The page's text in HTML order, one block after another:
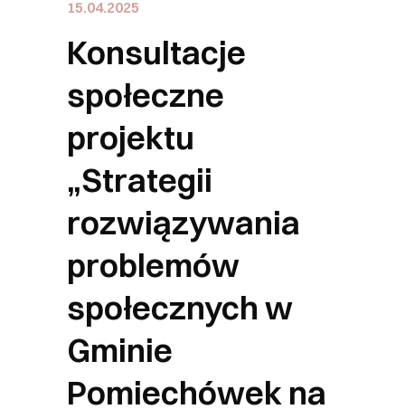
15.04.2025
Konsultacje
społeczne
projektu
„Strategii
rozwiązywania
problemów
społecznych w
Gminie
Pomiechówek na